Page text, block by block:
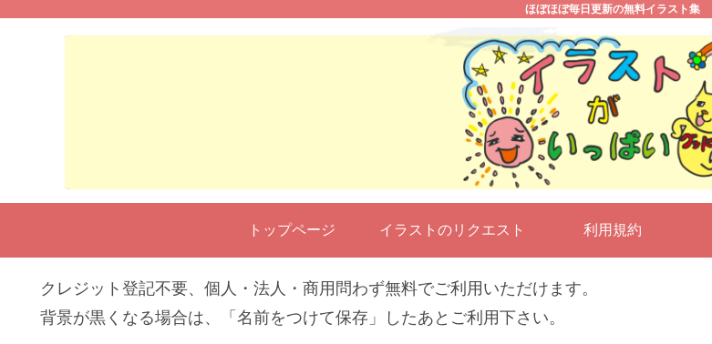
ほぼほぼ毎日更新の無料イラスト集
トップページ イラストのリクエスト 利用規約
クレジット登記不要、個人・法人・商用問わず無料でご利用いただけます。
背景が黒くなる場合は、「名前をつけて保存」したあとご利用下さい。